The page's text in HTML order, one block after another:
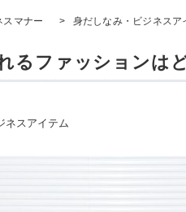
スマナー > 身だしなみ・ビジネスア
るファッションは
ネスアイテム